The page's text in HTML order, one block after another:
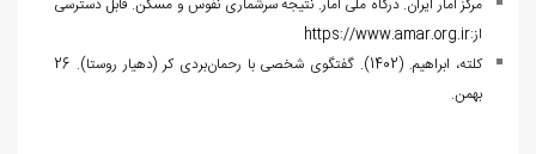
مرکز آمار ایران. درگاه ملی آمار. نتیجه سرشماری نفوس و مسکن. قابل دسترسی
از:https://www.amar.org.ir
کلته، ابراهیم. (1402). گفتگوی شخصی با رحمان‌بردی کر (دهیار روستا). 26
بهمن.